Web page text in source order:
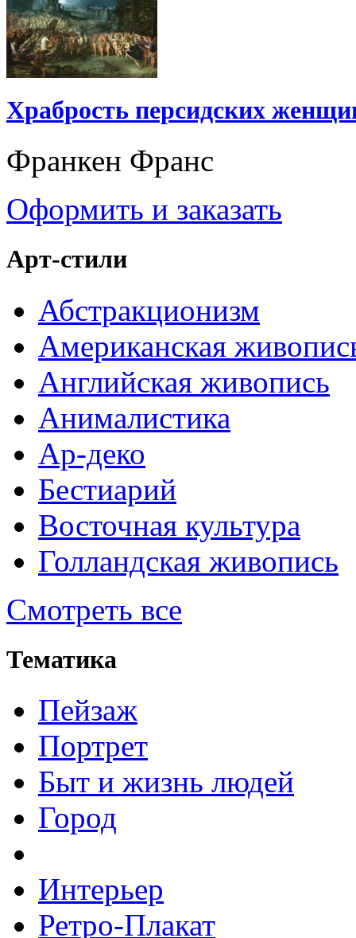
Храбрость персидских
Франкен Франс
Оформить и заказать
Арт-стили
Абстракционизм
Американская
Английская живопись
Анималистика
Ар-деко
Бестиарий
Восточная культура
Голландская живопись
Смотреть все
Тематика
Пейзаж
Портрет
Быт и жизнь людей
Город
Интерьер
Ретро-Плакат